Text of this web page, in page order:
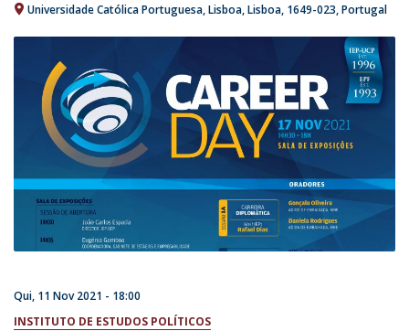
Universidade Católica Portuguesa Lisboa Lisboa 1649-023 Portugal
Qui, 11 Nov 2021 - 18:00
INSTITUTO DE ESTUDOS POLÍTICOS